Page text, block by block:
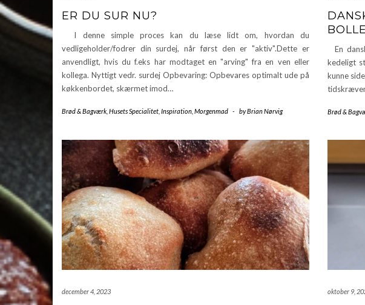
ER DU SUR NU?
I denne simple proces kan du læse lidt om, hvordan du
vedligeholder/fodrer din surdej, når først den er "aktiv".Dette er
anvendligt, hvis du f.eks har modtaget en "arving" fra en ven eller
kollega. Nyttigt vedr. surdej Opbevaring: Opbevares optimalt ude på
køkkenbordet, skærmet imod…
Brød & Bagværk Husets Specialitet Inspiration Morgenmad - byBrian Nørvig
En
kedeligt
kunne
Brød &
december 4, 2023 oktober 9,